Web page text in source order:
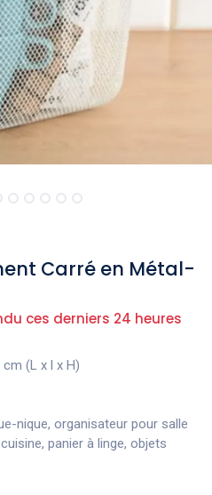
Carré en Métal-
ces derniers 24 heures
(L x l x H)
nique, organisateur pour salle
panier à linge, objets